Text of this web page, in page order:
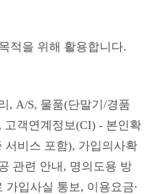
적을 위해 활용합니다.
, A/S, 물품(단말기/경품
고객연계정보(CI) - 본인확
서비스 포함), 가입의사확
관련 안내, 명의도용 방
입사실 통보, 이용요금∙